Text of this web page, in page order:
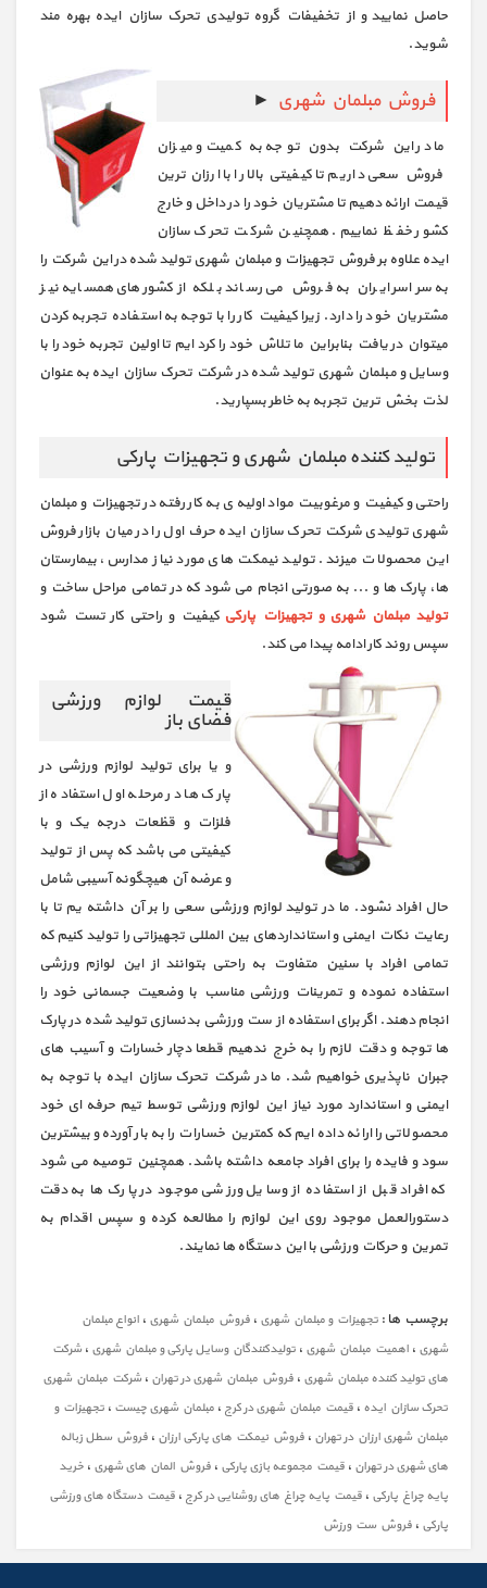
حاصل نمایید و از تخفیفات گروه تولیدی تحرک سازان ایده بهره مند
شوید.
فروش مبلمان شهری ►
ما در این شرکت بدون توجه به کمیت و میزان
فروش سعی داریم تا کیفیتی بالا را با ارزان ترین
قیمت ارائه دهیم تا مشتریان خود را در داخل و خارج
کشور خفظ نماییم. همچنین شرکت تحرک سازان
ایده علاوه بر فروش تجهیزات و مبلمان شهری تولید شده در این شرکت را
به سراسر ایران به فروش می رساند بلکه از کشورهای همسایه نیز
مشتریان خود را دارد. زیرا کیفیت کار را با توجه به استفاده تجربه کردن
میتوان در یافت بنابراین ما تلاش خود را کرد ایم تا اولین تجربه خود را با
وسایل و مبلمان شهری تولید شده در شرکت تحرک سازان ایده به عنوان
لذت بخش ترین تجربه به خاطر بسپارید.
تولید کننده مبلمان شهری و تجهیزات پارکی
راحتی و کیفیت و مرغوبیت مواد اولیه ی به کار رفته در تجهیزات و مبلمان
شهری تولیدی شرکت تحرک سازان ایده حرف اول را در میان بازار فروش
این محصولات میزند. تولید نیمکت های مورد نیاز مدارس، بیمارستان
ها، پارک ها و ... به صورتی انجام می شود که در تمامی مراحل ساخت و
تولید مبلمان شهری و تجهیزات پارکی کیفیت و راحتی کار تست شود
سپس روند کار ادامه پیدا می کند.
قیمت لوازم ورزشی
فضای باز
و یا برای تولید لوازم ورزشی در
پارک ها در مرحله اول استفاده از
فلزات و قظعات درجه یک و با
کیفیتی می باشد که پس از تولید
و عرضه آن هیچگونه آسیبی شامل
حال افراد نشود. ما در تولید لوازم ورزشی سعی را بر آن داشته یم تا با
رعایت نکات ایمنی و استانداردهای بین المللی تجهیزاتی را تولید کنیم که
تمامی افراد با سنین متفاوت به راحتی بتوانند از این لوازم ورزشی
استفاده نموده و تمرینات ورزشی مناسب با وضعیت جسمانی خود را
انجام دهند. اگر برای استفاده از ست ورزشی بدنسازی تولید شده در پارک
ها توجه و دقت لازم را به خرج ندهیم قطعا دچار خسارات و آسیب های
جبران ناپذیری خواهیم شد. ما در شرکت تحرک سازان ایده با توجه به
ایمنی و استاندارد مورد نیاز این لوازم ورزشی توسط تیم حرفه ای خود
محصولاتی را ارائه داده ایم که کمترین خسارات را به بار آورده و بیشترین
سود و فایده را برای افراد جامعه داشته باشد. همچنین توصیه می شود
که افراد قبل از استفاده از وسایل ورزشی موجود در پارک ها به دقت
دستورالعمل موجود روی این لوازم را مطالعه کرده و سپس اقدام به
تمرین و حرکات ورزشی با این دستگاه ها نمایند.
برچسب ها : تجهیزات و مبلمان شهری ، فروش مبلمان شهری ، انواع مبلمان
شهری ، اهمیت مبلمان شهری ، تولیدکنندگان وسایل پارکی و مبلمان شهری ، شرکت
های تولید کننده مبلمان شهری ، فروش مبلمان شهری در تهران ، شرکت مبلمان شهری
تحرک سازان ایده ، قیمت مبلمان شهری در کرج ، مبلمان شهری چیست ، تجهیزات و
مبلمان شهری ارزان در تهران ، فروش نیمکت های پارکی ارزان ، فروش سطل زباله
های شهری در تهران ، قیمت مجموعه بازی پارکی ، فروش المان های شهری ، خرید
پایه چراغ پارکی ، قیمت پایه چراغ های روشنایی در کرج ، قیمت دستگاه های ورزشی
پارکی ، فروش ست ورزش